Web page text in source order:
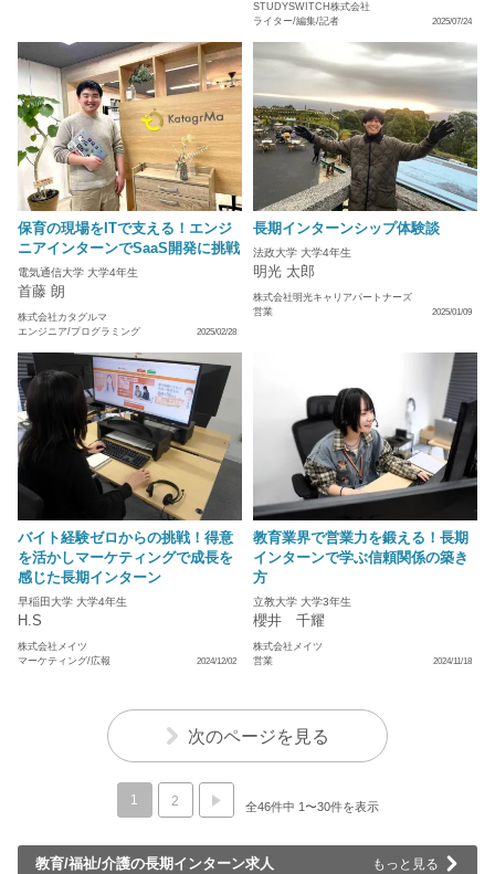
STUDYSWITCH株式会社
ライター/編集/記者
2025/07/24
保育の現場をITで支える！エンジ
ニアインターンでSaaS開発に挑戦
電気通信大学 大学4年生
首藤 朗
株式会社カタグルマ
エンジニア/プログラミング
2025/02/28
長期インターンシップ体験談
法政大学 大学4年生
明光 太郎
株式会社明光キャリアパートナーズ
営業
2025/01/09
バイト経験ゼロからの挑戦！得意
を活かしマーケティングで成長を
感じた長期インターン
早稲田大学 大学4年生
H.S
株式会社メイツ
マーケティング/広報
2024/12/02
教育業界で営業力を鍛える！長期
インターンで学ぶ信頼関係の築き
方
立教大学 大学3年生
櫻井 千耀
株式会社メイツ
営業
2024/11/18
次のページを見る
1 2 全46件中 1〜30件を表示
教育/福祉/介護の長期インターン求人 もっと見る